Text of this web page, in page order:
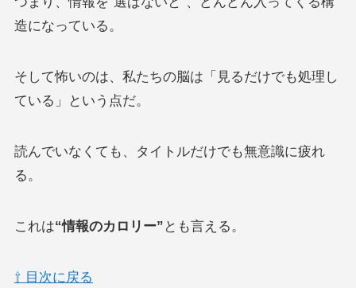
造になっている。
そして怖いのは、私たちの脳は「見るだけでも処理し
ている」という点だ。
読んでいなくても、タイトルだけでも無意識に疲れ
る。
これは“情報のカロリー” とも言える。
⇧ 目次に戻る